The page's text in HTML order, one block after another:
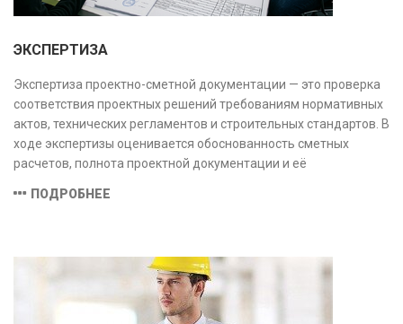
ЭКСПЕРТИЗА
Экспертиза проектно-сметной документации — это проверка
соответствия проектных решений требованиям нормативных
актов, технических регламентов и строительных стандартов. В
ходе экспертизы оценивается обоснованность сметных
расчетов, полнота проектной документации и её
предотвратить ошибки на этапе строительства и
ПОДРОБНЕЕ